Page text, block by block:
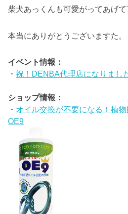
柴犬あっくんも可愛がってあげて
本当にありがとうございますた。
イベント情報：
・祝！DENBA代理店になりまし
ショップ情報：
・ オイル交換が不要になる！植
OE9